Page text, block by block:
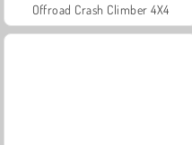
Offroad Crash Climber 4X4